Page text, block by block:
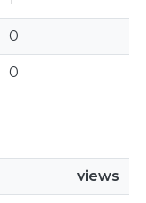
0
0
views